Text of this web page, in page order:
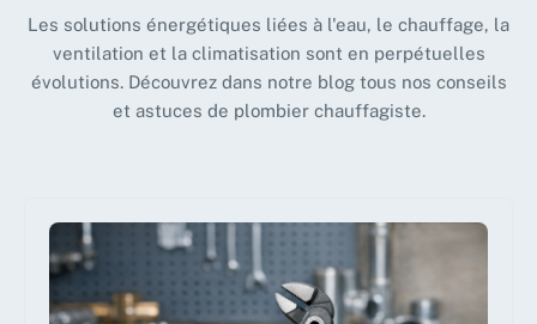
Les solutions énergétiques liées à l'eau, le chauffage, la
ventilation et la climatisation sont en perpétuelles
évolutions. Découvrez dans notre blog tous nos conseils
et astuces de plombier chauffagiste.